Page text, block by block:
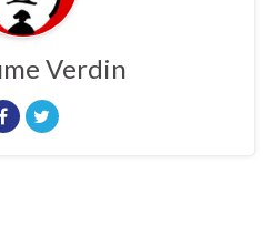
Verdin